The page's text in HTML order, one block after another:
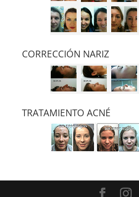
CORRECCIÓN NARIZ
TRATAMIENTO ACNÉ